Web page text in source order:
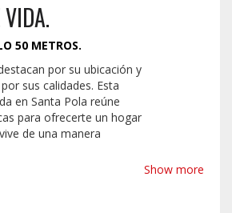
50 METROS.
por su ubicación y
sus calidades. Esta
en Santa Pola reúne
para ofrecerte un hogar
de una manera
Imagina salir de
Show more